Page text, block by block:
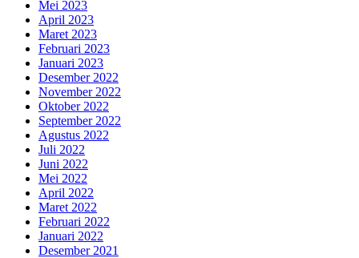
Mei 2023
April 2023
Maret 2023
Februari 2023
Januari 2023
Desember 2022
November 2022
Oktober 2022
September 2022
Agustus 2022
Juli 2022
Juni 2022
Mei 2022
April 2022
Maret 2022
Februari 2022
Januari 2022
Desember 2021